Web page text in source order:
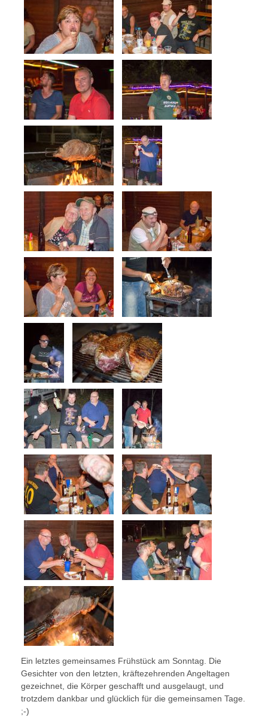
Ein letztes gemeinsames Frühstück am Sonntag. Die
Gesichter von den letzten, kräftezehrenden Angeltagen
gezeichnet, die Körper geschafft und ausgelaugt, und
trotzdem dankbar und glücklich für die gemeinsamen Tage.
;-)